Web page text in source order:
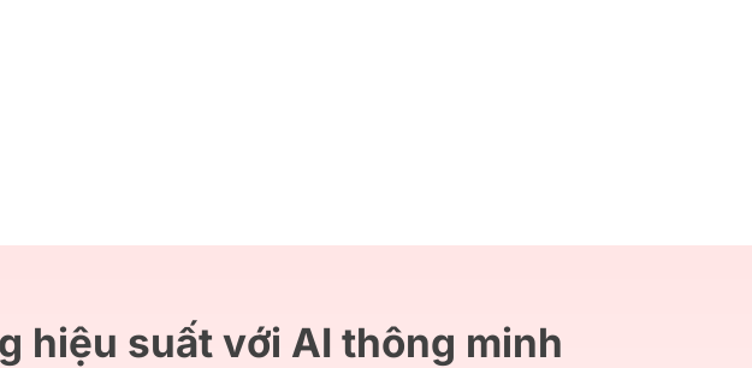
hiệu suất với AI thông minh